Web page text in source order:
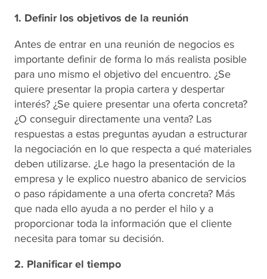
1. Definir los objetivos de la reunión
Antes de entrar en una reunión de negocios es
importante definir de forma lo más realista posible
para uno mismo el objetivo del encuentro. ¿Se
quiere presentar la propia cartera y despertar
interés? ¿Se quiere presentar una oferta concreta?
¿O conseguir directamente una venta? Las
respuestas a estas preguntas ayudan a estructurar
la negociación en lo que respecta a qué materiales
deben utilizarse. ¿Le hago la presentación de la
empresa y le explico nuestro abanico de servicios
o paso rápidamente a una oferta concreta? Más
que nada ello ayuda a no perder el hilo y a
proporcionar toda la información que el cliente
necesita para tomar su decisión.
2. Planificar el tiempo